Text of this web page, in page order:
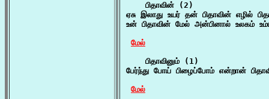
    பிதாவின் (2)
ஏசு இலாது உயர் தன் பிதாவின் எழில்
உன் பிதாவின் மேல் அன்பினால் உலகம்
மேல்
    பிதாவினும் (1)
பேர்ந்து போய் பிழைப்போம் என்றான்
மேல்